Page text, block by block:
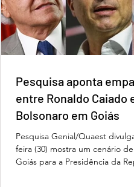
Pesquisa aponta empate
técnico entre Ronaldo
e Flávio Bolsonaro em
Pesquisa aponta
entre Ronaldo Caiado
Bolsonaro em Goiás
Pesquisa Genial/Quaest
feira (30) mostra um cenário
Goiás para a Presidência da